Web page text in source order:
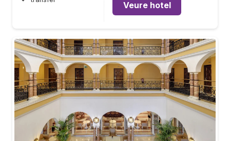
Veure hotel